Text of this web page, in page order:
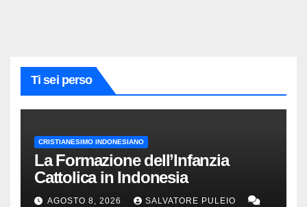
Ti sei perso
CRISTIANESIMO INDONESIANO
La Formazione dell’Infanzia
Cattolica in Indonesia
AGOSTO 8, 2026 SALVATORE PULEIO